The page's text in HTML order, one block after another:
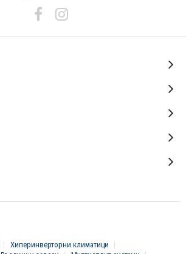
Хиперинверторни климатици